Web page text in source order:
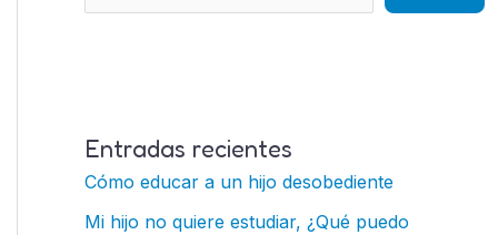
Entradas recientes
Cómo educar a un hijo desobediente
Mi hijo no quiere estudiar, ¿Qué puedo